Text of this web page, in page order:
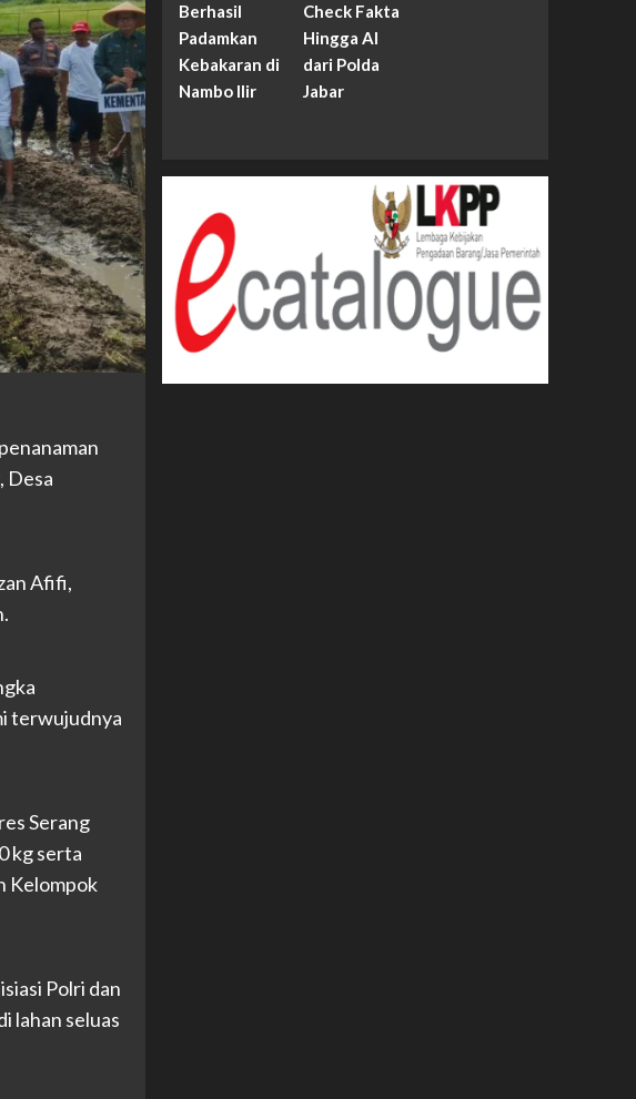
Desa
Afifi,
terwujudnya
Serang
kg serta
Kelompok
Polri dan
lahan seluas
Berhasil
Padamkan
Kebakaran di
Nambo Ilir
Check Fakta
Hingga AI
dari Polda
Jabar